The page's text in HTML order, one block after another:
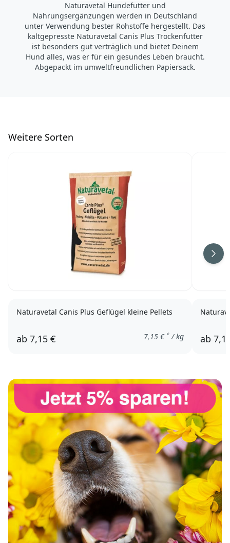
Naturavetal Hundefutter und
Nahrungsergänzungen werden in Deutschland
unter Verwendung bester Rohstoffe hergestellt. Das
kaltgepresste Naturavetal Canis Plus Trockenfutter
ist besonders gut verträglich und bietet Deinem
Hund alles, was er für ein gesundes Leben braucht.
Abgepackt im umweltfreundlichen Papiersack.
Weitere Sorten
Naturavetal Canis Plus Geflügel kleine Pellets
ab 7,15 € 7,15 € * / kg ab